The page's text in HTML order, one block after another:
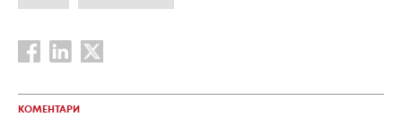
КОМЕНТАРИ